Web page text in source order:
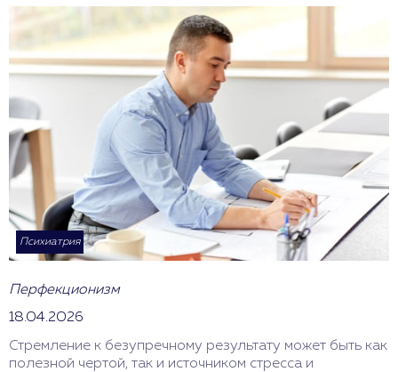
Психиатрия
Перфекционизм
18.04.2026
Стремление к безупречному результату может быть как
полезной чертой, так и источником стресса и